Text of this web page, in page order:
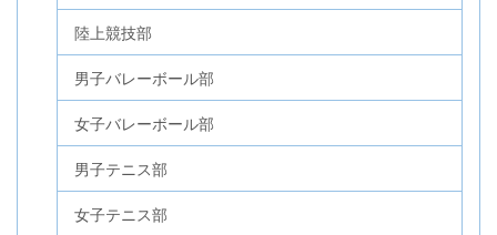
陸上競技部
男子バレーボール部
女子バレーボール部
男子テニス部
女子テニス部